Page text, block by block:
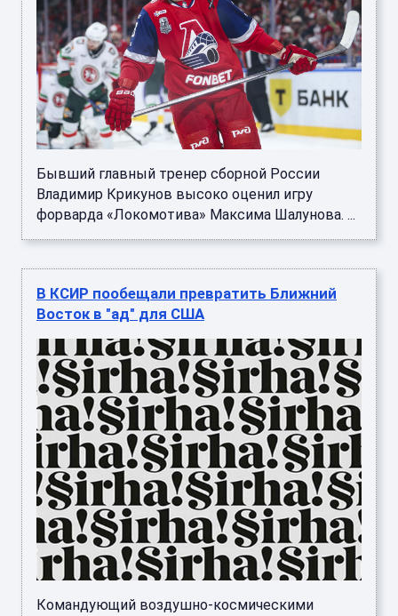
Бывший главный тренер сборной России
Владимир Крикунов высоко оценил игру
форварда «Локомотива» Максима Шалунова. ...
В КСИР пообещали превратить Ближний
Восток в "ад" для США
Командующий воздушно-космическими